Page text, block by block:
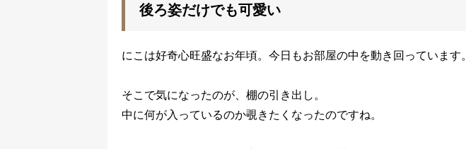
後ろ姿だけでも可愛い
にこは好奇心旺盛なお年頃。今日もお部屋の中を動き回っています。
そこで気になったのが、棚の引き出し。
中に何が入っているのか覗きたくなったのですね。